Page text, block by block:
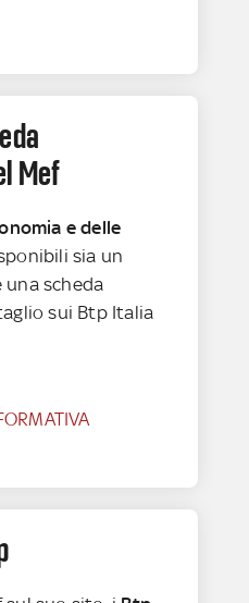
Mef
e delle
sia un
una scheda
sui Btp Italia